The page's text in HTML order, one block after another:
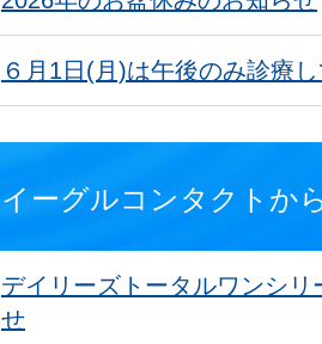
６月1日(月)は午後のみ診療
イーグルコンタクトか
デイリーズトータルワンシ
せ